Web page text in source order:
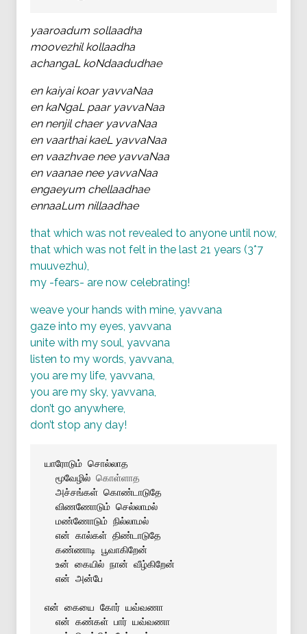
yaaroadum sollaadha
moovezhil kollaadha
achangaL koNdaadudhae
en kaiyai koar yavvaNaa
en kaNgaL paar yavvaNaa
en nenjil chaer yavvaNaa
en vaarthai kaeL yavvaNaa
en vaazhvae nee yavvaNaa
en vaanae nee yavvaNaa
engaeyum chellaadhae
ennaaLum nillaadhae
that which was not revealed to anyone until now,
that which was not felt in the last 21 years (3*7
muuvezhu),
my -fears- are now celebrating!
weave your hands with mine, yavvana
gaze into my eyes, yavvana
unite with my soul, yavvana
listen to my words, yavvana,
you are my life, yavvana,
you are my sky, yavvana,
don’t go anywhere,
don’t stop any day!
யாரோடும் சொல்லாத
மூவேழில் கொள்ளாத
அச்சங்கள் கொண்டாடுதே
விணணோடும் செல்லாமல்
மண்ணோடும் நில்லாமல்
என் கால்கள் திண்டாடுதே
கண்ணாடி பூவாகிறேன்
உன் கையில் நான் வீழ்கிறேன்
என் அன்பே
என் கையை கோர் யவ்வணா
என் கண்கள் பார் யவ்வணா